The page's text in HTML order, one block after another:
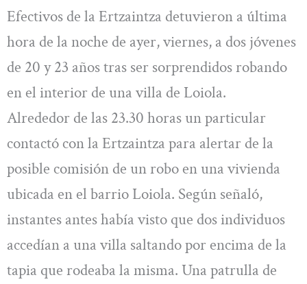
Efectivos de la Ertzaintza detuvieron a última
hora de la noche de ayer, viernes, a dos jóvenes
de 20 y 23 años tras ser sorprendidos robando
en el interior de una villa de Loiola.
Alrededor de las 23.30 horas un particular
contactó con la Ertzaintza para alertar de la
posible comisión de un robo en una vivienda
ubicada en el barrio Loiola. Según señaló,
instantes antes había visto que dos individuos
accedían a una villa saltando por encima de la
tapia que rodeaba la misma. Una patrulla de